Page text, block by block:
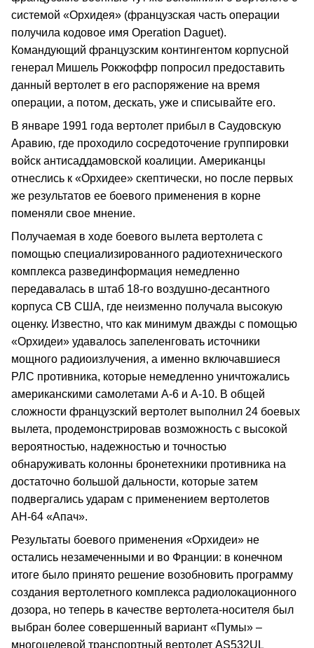
системой «Орхидея» (французская часть операции
получила кодовое имя Operation Daguet).
Командующий французским контингентом корпусной
генерал Мишель Рокжоффр попросил предоставить
данный вертолет в его распоряжение на время
операции, а потом, дескать, уже и списывайте его.
В январе 1991 года вертолет прибыл в Саудовскую
Аравию, где проходило сосредоточение группировки
войск антисаддамовской коалиции. Американцы
отнеслись к «Орхидее» скептически, но после первых
же результатов ее боевого применения в корне
поменяли свое мнение.
Получаемая в ходе боевого вылета вертолета с
помощью специализированного радиотехнического
комплекса развединформация немедленно
передавалась в штаб 18-го воздушно-десантного
корпуса СВ США, где неизменно получала высокую
оценку. Известно, что как минимум дважды с помощью
«Орхидеи» удавалось запеленговать источники
мощного радиоизлучения, а именно включавшиеся
РЛС противника, которые немедленно уничтожались
американскими самолетами А-6 и А-10. В общей
сложности французский вертолет выполнил 24 боевых
вылета, продемонстрировав возможность с высокой
вероятностью, надежностью и точностью
обнаруживать колонны бронетехники противника на
достаточно большой дальности, которые затем
подвергались ударам с применением вертолетов
АН-64 «Апач».
Результаты боевого применения «Орхидеи» не
остались незамеченными и во Франции: в конечном
итоге было принято решение возобновить программу
создания вертолетного комплекса радиолокационного
дозора, но теперь в качестве вертолета-носителя был
выбран более совершенный вариант «Пумы» –
многоцелевой транспортный вертолет AS532UL